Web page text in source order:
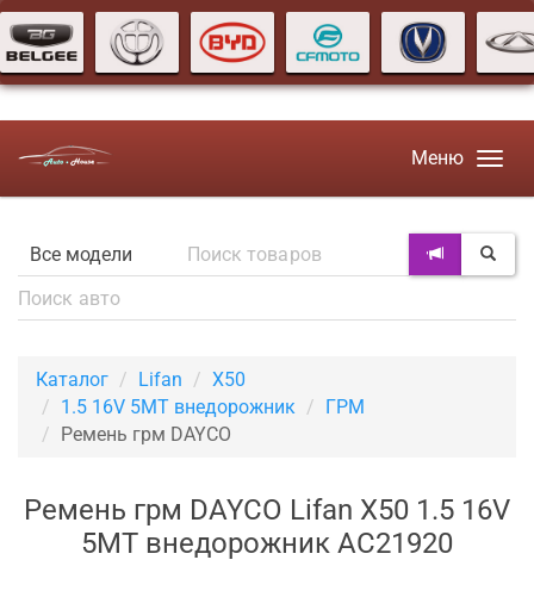
Меню
Каталог Lifan
X50
1.5 16V 5MT внедорожник
ГРМ
Ремень грм DAYCO
Ремень грм DAYCO Lifan X50 1.5 16V
5MT внедорожник AC21920